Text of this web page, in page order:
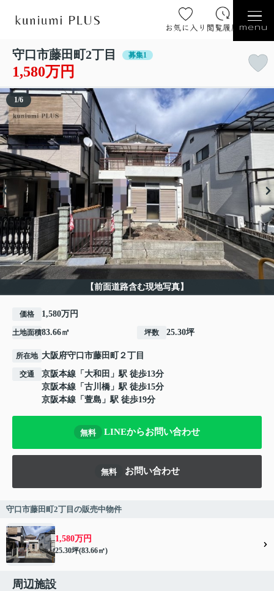
お気に入り 閲覧履歴 menu
守口市藤田町2丁目 募集1
1,580万円
【前面道路含む現地写真】
1/6
価格 1,580万円
土地面積83.66㎡ 坪数 25.30坪
所在地 大阪府守口市藤田町 ２丁目
交通 京阪本線 「 大和田 」駅 徒歩13分
京阪本線 「 古川橋 」駅 徒歩15分
京阪本線 「 萱島 」駅 徒歩19分
無料 LINEからお問い合わせ
無料 お問い合わせ
守口市藤田町2丁目の販売中物件
1,580万円
25.30坪(83.66㎡)
周辺施設